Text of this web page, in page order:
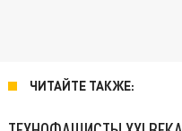
ЧИТАЙТЕ ТАКЖЕ: